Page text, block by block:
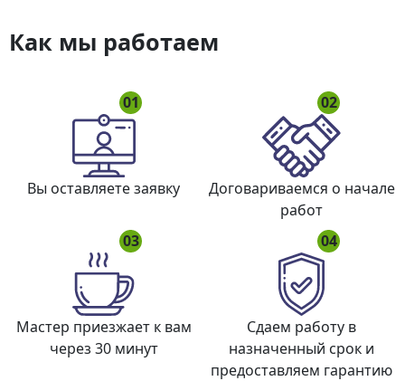
Как мы работаем
01
Вы оставляете заявку
02
Договариваемся о начале
работ
03
Мастер приезжает к вам
через 30 минут
04
Сдаем работу в
назначенный срок и
предоставляем гарантию